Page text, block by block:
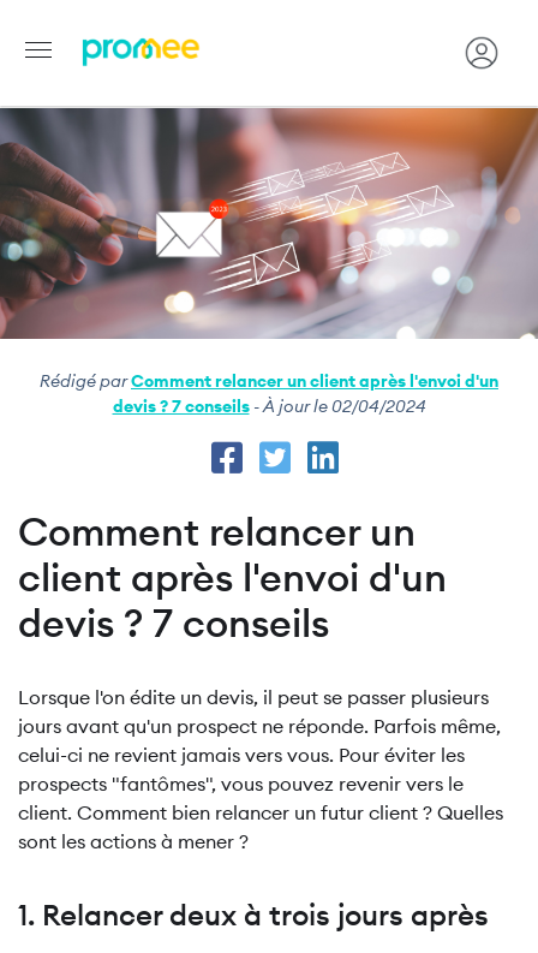
Aller
au
contenu
principal
Image
Rédigé parComment relancer un client après l'envoi d'un
devis ? 7 conseils- À jour le 02/04/2024
Comment relancer un
client après l'envoi d'un
devis ? 7 conseils
Lorsque l'on édite un devis, il peut se passer plusieurs
jours avant qu'un prospect ne réponde. Parfois même,
celui-ci ne revient jamais vers vous. Pour éviter les
prospects "fantômes", vous pouvez revenir vers le
client. Comment bien relancer un futur client ? Quelles
sont les actions à mener ?
1. Relancer deux à trois jours après